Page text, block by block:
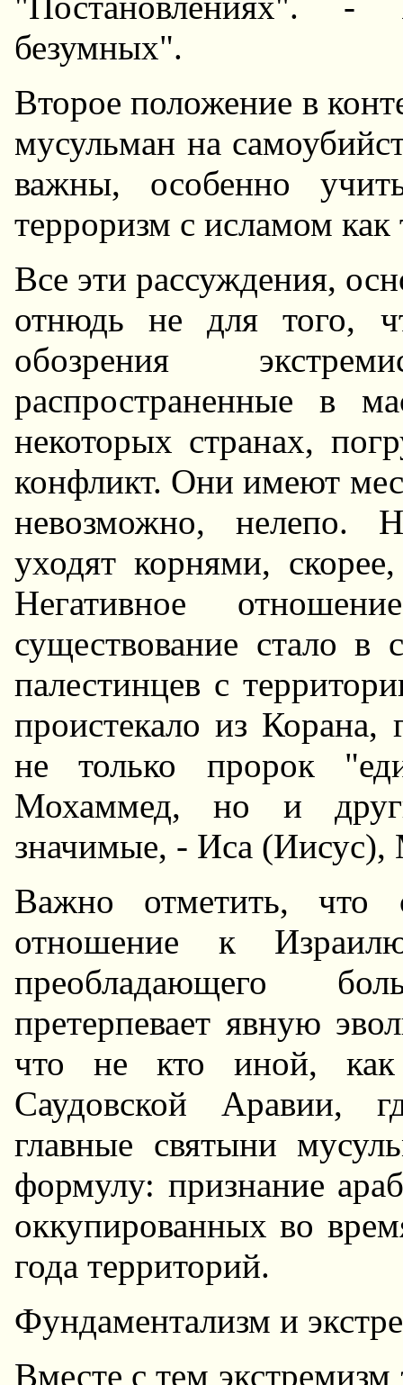
безумных".
Второе положение в
мусульман на
важны, особенно
терроризм с исламом
Все эти рассуждения,
отнюдь не для того,
обозрения
распространенные в
некоторых странах,
конфликт. Они имеют
невозможно, нелепо.
уходят корнями,
Hегативное
существование стало в
палестинцев с
проистекало из Корана,
не только пророк
Мохаммед, но и
значимые, - Иса
Важно отметить, что
отношение к
преобладающего
претерпевает явную
что не кто иной, как
Саудовской Аравии,
главные святыни
формулу: признание
оккупированных во
года территорий.
Фундаментализм и
Вместе с тем экстремизм